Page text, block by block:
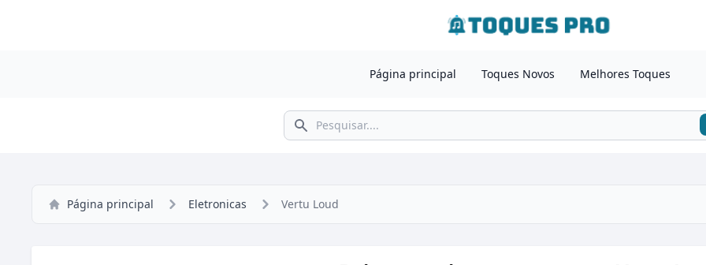
Página principal Toques Novos Melhores Toques
Pesquisar
Página principal Eletronicas Vertu Loud